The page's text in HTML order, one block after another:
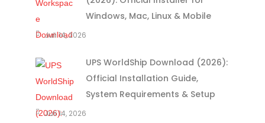
Windows, Mac, Linux & Mobile
Juli 14, 2026
UPS WorldShip Download (2026):
Official Installation Guide,
System Requirements & Setup
Juli 14, 2026